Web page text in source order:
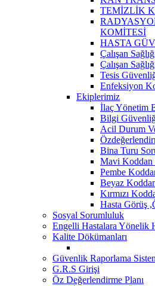
TEMİZLİK
KOMİTESİ
HASTA
Çalışan
Çalışan
Tesis
Enfeksiyon
Ekiplerimiz
İlaç Yönetim
Bilgi
Acil Durum
Bina Turu
Mavi Koddan
Pembe
Beyaz
Kırmızı
Hasta Görüş
Sosyal Sorumluluk
Engelli Hastalara Yönelik
Kalite Dökümanları
Güvenlik Raporlama
G.R.S Girişi
Öz Değerlendirme Planı